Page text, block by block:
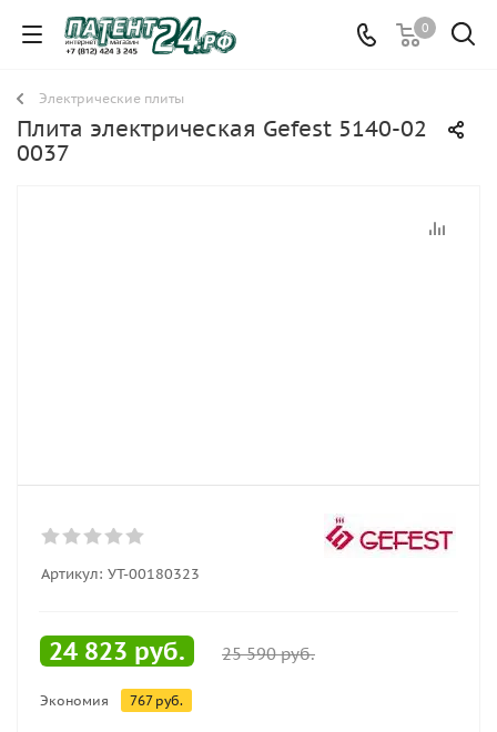
0
Электрические плиты
Плита электрическая Gefest 5140-02
0037
Артикул: УТ-00180323
24 823 руб. 25 590руб.
Экономия 767руб.